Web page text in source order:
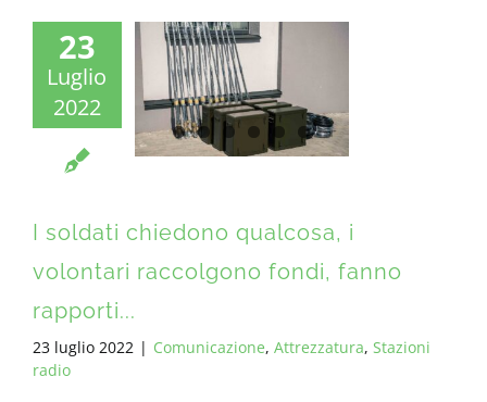
23
Luglio
2022
I soldati chiedono qualcosa, i
volontari raccolgono fondi, fanno
rapporti...
23 luglio 2022 | Comunicazione, Attrezzatura, Stazioni
radio